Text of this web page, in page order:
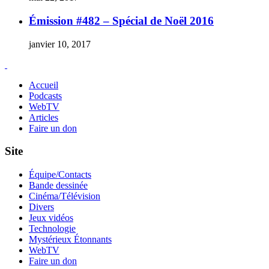
Émission #482 – Spécial de Noël 2016
janvier 10, 2017
Accueil
Podcasts
WebTV
Articles
Faire un don
Site
Équipe/Contacts
Bande dessinée
Cinéma/Télévision
Divers
Jeux vidéos
Technologie
Mystérieux Étonnants
WebTV
Faire un don